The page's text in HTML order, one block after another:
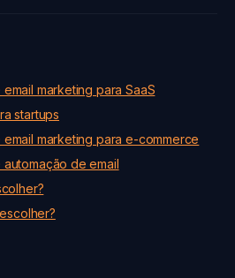
marketing para SaaS
startups
marketing para e-commerce
de email